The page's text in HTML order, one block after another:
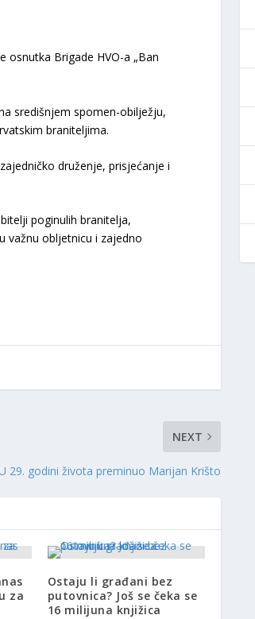
osnutka Brigade HVO-a „Ban
središnjem spomen-obilježju,
braniteljima.
druženje, prisjećanje i
poginulih branitelja,
važnu obljetnicu i zajedno
NEXT
29. godini života preminuo Marijan Krišto
za
Ostaju li građani bez
putovnica? Još se čeka se
16 milijuna knjižica